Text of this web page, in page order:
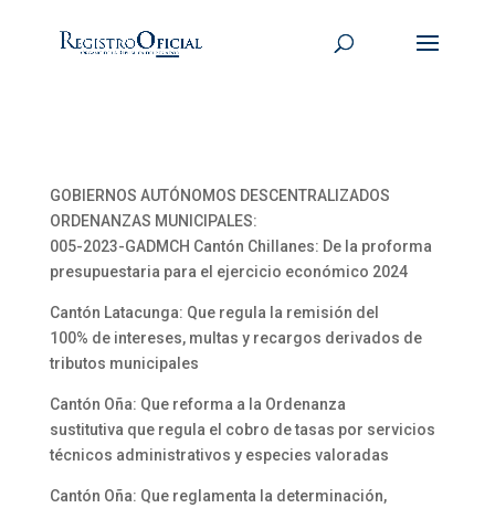
GOBIERNOS AUTÓNOMOS DESCENTRALIZADOS
ORDENANZAS MUNICIPALES:
005-2023-GADMCH Cantón Chillanes: De la proforma
presupuestaria para el ejercicio económico 2024
Cantón Latacunga: Que regula la remisión del
100% de intereses, multas y recargos derivados de
tributos municipales
Cantón Oña: Que reforma a la Ordenanza
sustitutiva que regula el cobro de tasas por servicios
técnicos administrativos y especies valoradas
Cantón Oña: Que reglamenta la determinación,